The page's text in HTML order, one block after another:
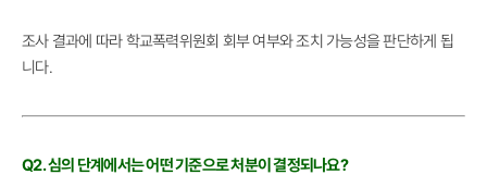
조사 결과에 따라 학교폭력위원회 회부 여부와 조치 가능성을 판단하게 됩
니다.
Q2. 심의 단계에서는 어떤 기준으로 처분이 결정되나요?